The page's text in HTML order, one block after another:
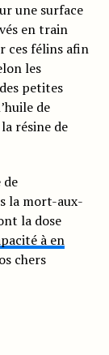
une surface
en train
ces félins afin
les
petites
de
résine de
de
la mort-aux-
la dose
à en
chers